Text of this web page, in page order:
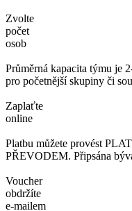
Zvolte
počet
osob
Průměrná kapacita týmu je
pro početnější skupiny či
Zaplaťte
online
Platbu můžete provést
PŘEVODEM. Připsána
Voucher
obdržíte
e-mailem